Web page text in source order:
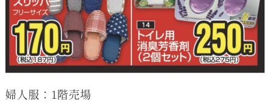
婦人服：1階売場